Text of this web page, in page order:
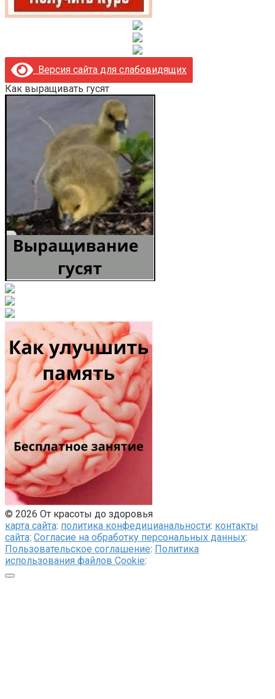
Версия сайта для слабовидящих
Как выращивать гусят
© 2026 От красоты до здоровья
карта сайта: политика конфедицианальности: контакты
сайта: Согласие на обработку персональных данных:
Пользовательское соглашение: Политика
использования файлов Cookie: